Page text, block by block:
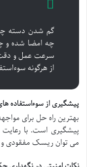
گم شدن دسته
چه امضا شده و
سرعت عمل و دقت
از هرگونه
پیشگیری از سوءاستفاده
بهترین راه حل برای
پیشگیری است. با رعایت
می توان ریسک مفقودی و